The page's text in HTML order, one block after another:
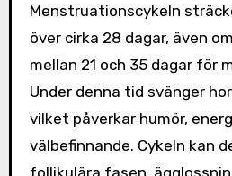
Menstruationscykeln
över cirka 28 dagar, även
mellan 21 och 35 dagar för
Under denna tid svänger
vilket påverkar humör,
välbefinnande. Cykeln kan
follikulära fasen,